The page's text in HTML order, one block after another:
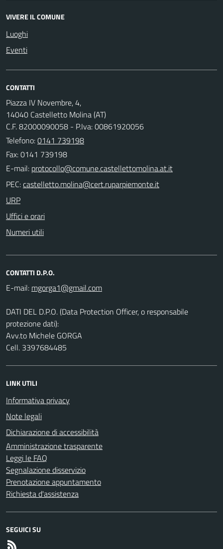
VIVERE IL COMUNE
Luoghi
Eventi
CONTATTI
Piazza IV Novembre, 4,
14040 Castelletto Molina (AT)
C.F. 82000090058 - P.Iva: 00861920056
Telefono:0141 739198
Fax: 0141 739198
E-mail:
PEC:
URP
Uffici e orari
Numeri utili
CONTATTI D.P.O.
E-mail:
DATI DEL D.P.O. (Data Protection Officer, o responsabile
protezione dati):
Avv.to Michele GORGA
Cell. 3397684485
LINK UTILI
Informativa privacy
Note legali
Dichiarazione di accessibilità
Amministrazione trasparente
Leggi le FAQ
Segnalazione disservizio
Prenotazione appuntamento
Richiesta d'assistenza
SEGUICI SU